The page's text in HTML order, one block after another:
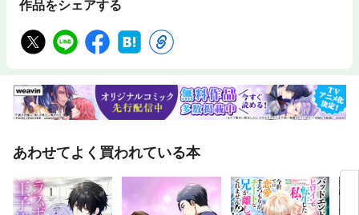
作品をシェアする
あわせてよく買われている本